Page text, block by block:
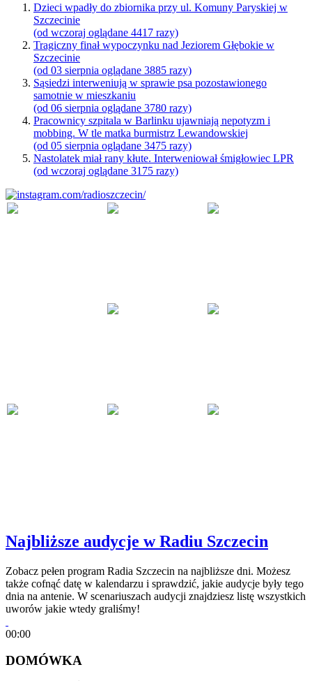
Dzieci wpadły do zbiornika przy ul. Komuny Paryskiej w
Szczecinie
(od wczoraj oglądane 4417 razy)
Tragiczny finał wypoczynku nad Jeziorem Głębokie w
Szczecinie
(od 03 sierpnia oglądane 3885 razy)
Sąsiedzi interweniują w sprawie psa pozostawionego
samotnie w mieszkaniu
(od 06 sierpnia oglądane 3780 razy)
Pracownicy szpitala w Barlinku ujawniają nepotyzm i
mobbing. W tle matka burmistrz Lewandowskiej
(od 05 sierpnia oglądane 3475 razy)
Nastolatek miał rany kłute. Interweniował śmigłowiec LPR
(od wczoraj oglądane 3175 razy)
Najbliższe audycje w Radiu Szczecin
Zobacz pełen program Radia Szczecin na najbliższe dni. Możesz
także cofnąć datę w kalendarzu i sprawdzić, jakie audycje były tego
dnia na antenie. W scenariuszach audycji znajdziesz listę wszystkich
uworów jakie wtedy graliśmy!
00:00
DOMÓWKA